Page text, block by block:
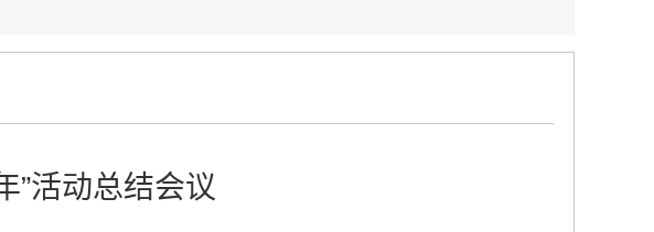
”活动总结会议